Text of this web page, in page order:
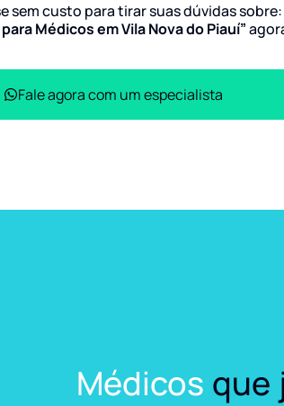
sem custo para tirar suas dúvidas sobre:
Médicos em Vila Nova do Piauí”
Fale agora com um especialista
Médicos que